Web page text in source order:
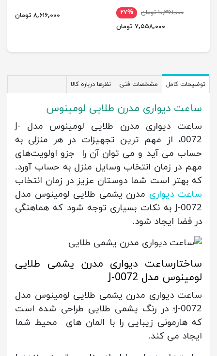
۱۰,۳۶۱,۰۰۰ تومان
۲۷%
۷,۵۵۸,۰۰۰ تومان
۸,۶۱۶,۰۰۰ تومان
توضیحات کامل مشخصات فنی نظرها درباره کالا
ساعت دیواری مدرن طلایی لومینوس
ساعت دیواری مدرن طلایی لومینوس مدل J-
0072، از مهم ترین تجهیزات در هر منزلی به
حساب می آید و می توان آن را جزو اولویت‌های
مهم در زمان انتخاب وسایل منزل به حساب آورد.
که بهتر است شما دوستان عزیز در زمان انتخاب
ساعت دیواری مدرن یشمی طلایی لومینوس مدل
J-0072 به نکات بسیاری توجه شود که هماهنگی
در فضا ایجاد شود.
ساختارساعت دیواری مدرن یشمی طلایی
لومینوس مدل J-0072
ساعت دیواری مدرن یشمی طلایی لومینوس مدل
J-0072؛ در رنگ یشمی طلایی طراحی شده است
که هارمونی زیبایی را با المان های محیط شما
ایجاد می کند.